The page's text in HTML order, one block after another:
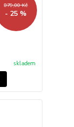
879,00 Kč
- 25 %
skladem